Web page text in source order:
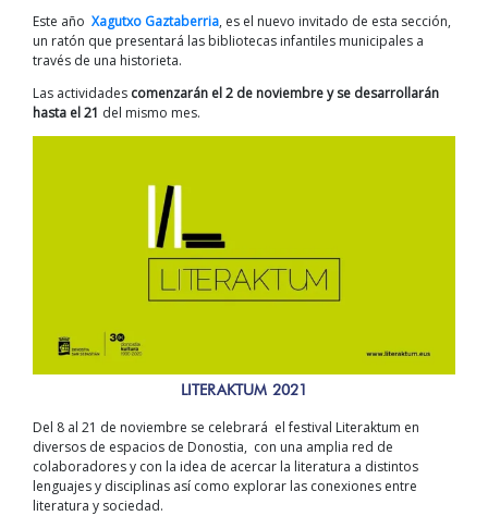
Este año Xagutxo Gaztaberria, es el nuevo invitado de esta sección,
un ratón que presentará las bibliotecas infantiles municipales a
través de una historieta.
Las actividades comenzarán el 2 de noviembre y se desarrollarán
hasta el 21 del mismo mes.
LITERAKTUM 2021
Del 8 al 21 de noviembre se celebrará el festival Literaktum en
diversos de espacios de Donostia, con una amplia red de
colaboradores y con la idea de acercar la literatura a distintos
lenguajes y disciplinas así como explorar las conexiones entre
literatura y sociedad.